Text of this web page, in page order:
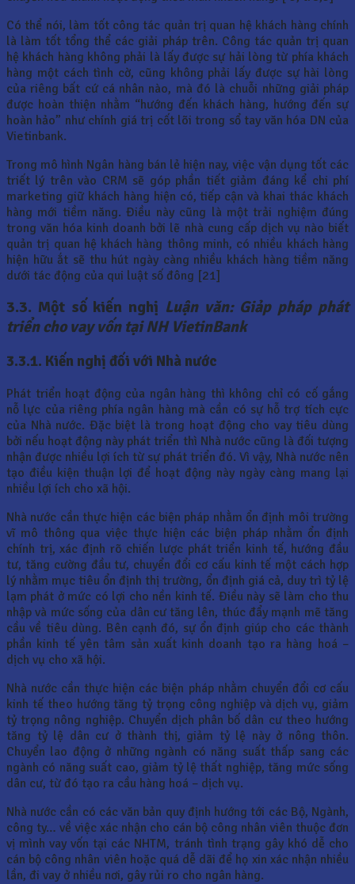
Có thể nói, làm tốt công tác quản trị quan hệ khách hàng chính
là làm tốt tổng thể các giải pháp trên. Công tác quản trị quan
hệ khách hàng không phải là lấy được sự hải lòng từ phía khách
hàng một cách tình cờ, cũng không phải lấy được sự hài lòng
của riêng bất cứ cá nhân nào, mà đó là chuỗi những giải pháp
được hoàn thiện nhằm “hướng đến khách hàng, hướng đến sự
hoàn hảo” như chính giá trị cốt lõi trong sổ tay văn hóa DN của
Vietinbank.
Trong mô hình Ngân hàng bán lẻ hiện nay, việc vận dụng tốt các
triết lý trên vào CRM sẽ góp phần tiết giảm đáng kể chi phí
marketing giữ khách hàng hiện có, tiếp cận và khai thác khách
hàng mới tiềm năng. Điều này cũng là một trải nghiệm đúng
trong văn hóa kinh doanh bởi lẽ nhà cung cấp dịch vụ nào biết
quản trị quan hệ khách hàng thông minh, có nhiều khách hàng
hiện hữu ắt sẽ thu hút ngày càng nhiều khách hàng tiềm năng
dưới tác động của qui luật số đông [21]
3.3. Một số kiến nghị Luận văn: Giảp pháp phát
triển cho vay vốn tại NH VietinBank
3.3.1. Kiến nghị đối với Nhà nước
Phát triển hoạt động của ngân hàng thì không chỉ có cố gắng
nỗ lực của riêng phía ngân hàng mà cần có sự hỗ trợ tích cực
của Nhà nước. Đặc biệt là trong hoạt động cho vay tiêu dùng
bởi nếu hoạt động này phát triển thì Nhà nước cũng là đối tượng
nhận được nhiều lợi ích từ sự phát triển đó. Vì vậy, Nhà nước nên
tạo điều kiện thuận lợi để hoạt động này ngày càng mang lại
nhiều lợi ích cho xã hội.
Nhà nước cần thực hiện các biện pháp nhằm ổn định môi trường
vĩ mô thông qua việc thực hiện các biện pháp nhằm ổn định
chính trị, xác định rõ chiến lược phát triển kinh tế, hướng đầu
tư, tăng cường đầu tư, chuyển đổi cơ cấu kinh tế một cách hợp
lý nhằm mục tiêu ổn định thị trường, ổn định giá cả, duy trì tỷ lệ
lạm phát ở mức có lợi cho nền kinh tế. Điều này sẽ làm cho thu
nhập và mức sống của dân cư tăng lên, thúc đẩy mạnh mẽ tăng
cầu về tiêu dùng. Bên cạnh đó, sự ổn định giúp cho các thành
phần kinh tế yên tâm sản xuất kinh doanh tạo ra hàng hoá –
dịch vụ cho xã hội.
Nhà nước cần thực hiện các biện pháp nhằm chuyển đổi cơ cấu
kinh tế theo hướng tăng tỷ trọng công nghiệp và dịch vụ, giảm
tỷ trọng nông nghiệp. Chuyển dịch phân bố dân cư theo hướng
tăng tỷ lệ dân cư ở thành thị, giảm tỷ lệ này ở nông thôn.
Chuyển lao động ở những ngành có năng suất thấp sang các
ngành có năng suất cao, giảm tỷ lệ thất nghiệp, tăng mức sống
dân cư, từ đó tạo ra cầu hàng hoá – dịch vụ.
Nhà nước cần có các văn bản quy định hướng tới các Bộ, Ngành,
công ty… về việc xác nhận cho cán bộ công nhân viên thuộc đơn
vị mình vay vốn tại các NHTM, tránh tình trạng gây khó dễ cho
cán bộ công nhân viên hoặc quá dễ dãi để họ xin xác nhận nhiều
lần, đi vay ở nhiều nơi, gây rủi ro cho ngân hàng.